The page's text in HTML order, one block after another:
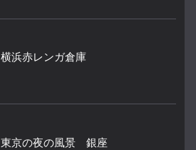
横浜赤レンガ倉庫
東京の夜の風景 銀座